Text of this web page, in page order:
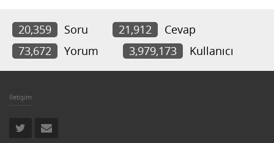
20,359 Soru 21,912
Cevap
73,672
Yorum 3,979,173 Kullanıcı
İletişim